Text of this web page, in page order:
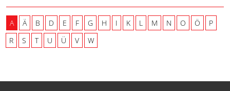
A Ä B D E F G H I K L M N O Ö
P
R
S T U Ü V W